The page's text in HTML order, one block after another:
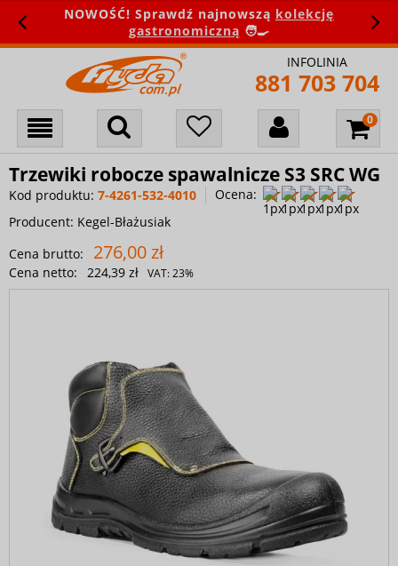
NOWOŚĆ! Sprawdź najnowszą kolekcję
gastronomiczną 🧑‍🍳
INFOLINIA
881 703 704
Trzewiki robocze spawalnicze S3 SRC WG
Kod produktu: 7-4261-532-4010
Ocena:
Producent: Kegel-Błażusiak
Cena brutto:
276,00 zł
Cena netto: 224,39 zł VAT:23%